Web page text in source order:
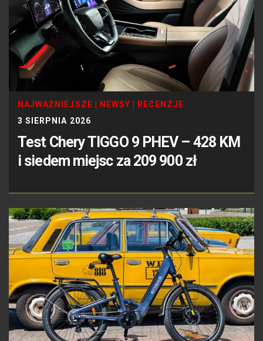
NAJWAŻNIEJSZE NEWSY
RECENZJE
3 SIERPNIA 2026
Test Chery TIGGO 9 PHEV – 428 KM
i siedem miejsc za 209 900 zł